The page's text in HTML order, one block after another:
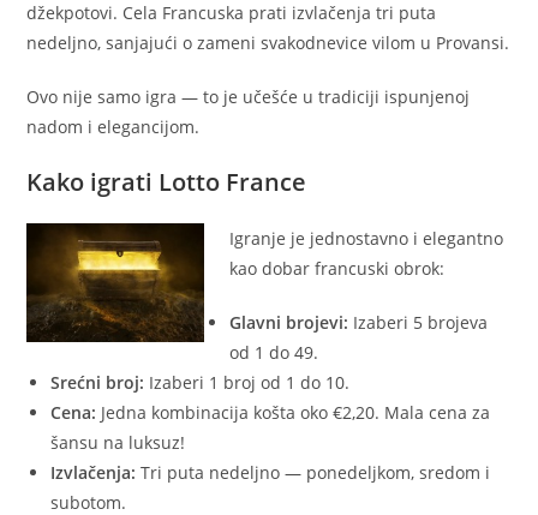
džekpotovi. Cela Francuska prati izvlačenja tri puta
nedeljno, sanjajući o zameni svakodnevice vilom u Provansi.
Ovo nije samo igra — to je učešće u tradiciji ispunjenoj
nadom i elegancijom.
Kako igrati Lotto France
Igranje je jednostavno i elegantno
kao dobar francuski obrok:
Glavni brojevi: Izaberi 5 brojeva
od 1 do 49.
Srećni broj: Izaberi 1 broj od 1 do 10.
Cena: Jedna kombinacija košta oko €2,20. Mala cena za
šansu na luksuz!
Izvlačenja: Tri puta nedeljno — ponedeljkom, sredom i
subotom.